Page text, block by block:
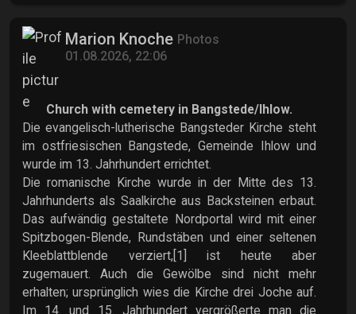
Marion Knoche Photos
01.08.2026, 22:06
Church with cemetery in Bangstede/Ihlow.
Die evangelisch-lutherische Bangsteder Kirche steht
im ostfriesischen Bangstede, Gemeinde Ihlow und
wurde im 13. Jahrhundert errichtet.
Die romanische Kirche wurde in der Mitte des 13.
Jahrhunderts als Saalkirche aus Backsteinen erbaut.
Das aufwändig gestaltete Nordportal wird mit einer
Spitzbogen-Blende, Rundstäben und einer seltenen
Kleeblattblende verziert,[1] ist heute aber
zugemauert. Auch die Gewölbe sind nicht mehr
erhalten; ursprünglich wies die Kirche drei Joche auf.
Im 14. und 15. Jahrhundert vergrößerte man die